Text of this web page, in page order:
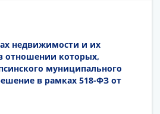
недвижимости и их
отношении которых,
муниципального
в рамках 518-ФЗ от